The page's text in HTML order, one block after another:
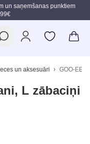
un saņemšanas punktiem
un aksesuāri GOO-EEZ
L zābaciņi